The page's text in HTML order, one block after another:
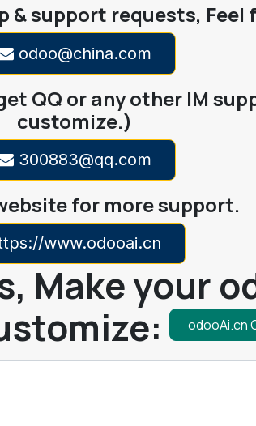
& support requests,
odoo@china.com
QQ or any other IM
customize.)
300883@qq.com
for more support.
www.odooai.cn
Make your
odooAi.cn